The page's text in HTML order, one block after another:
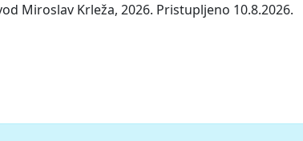
Miroslav Krleža, 2026. Pristupljeno 10.8.2026.